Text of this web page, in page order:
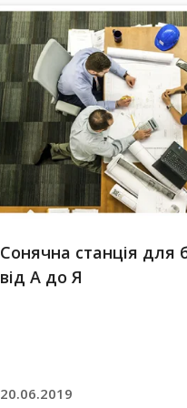
Сонячна станція для
від А до Я
20.06.2019